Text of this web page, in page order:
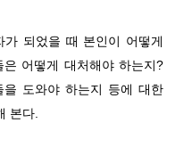
가 되었을 때 본인이 어떻게
어떻게 대처해야 하는지?
도와야 하는지 등에 대한
본다.